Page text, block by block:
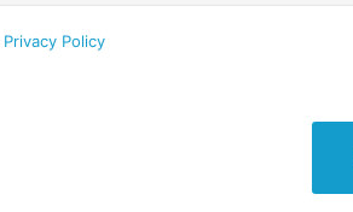
Privacy Policy